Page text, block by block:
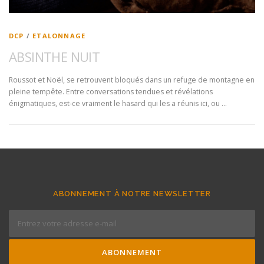
DCP / ETALONNAGE
ABSINTHE NUIT
Roussot et Noël, se retrouvent bloqués dans un refuge de montagne en
pleine tempête. Entre conversations tendues et révélations
énigmatiques, est-ce vraiment le hasard qui les a réunis ici, ou …
ABONNEMENT À NOTRE NEWSLETTER